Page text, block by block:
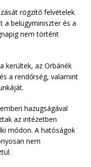
rögzítő felvételek
a belügyminiszter és a
nem történt
kerültek, az Orbánék
a rendőrség, valamint
hazugságával
az intézetben
módon. A hatóságok
nem